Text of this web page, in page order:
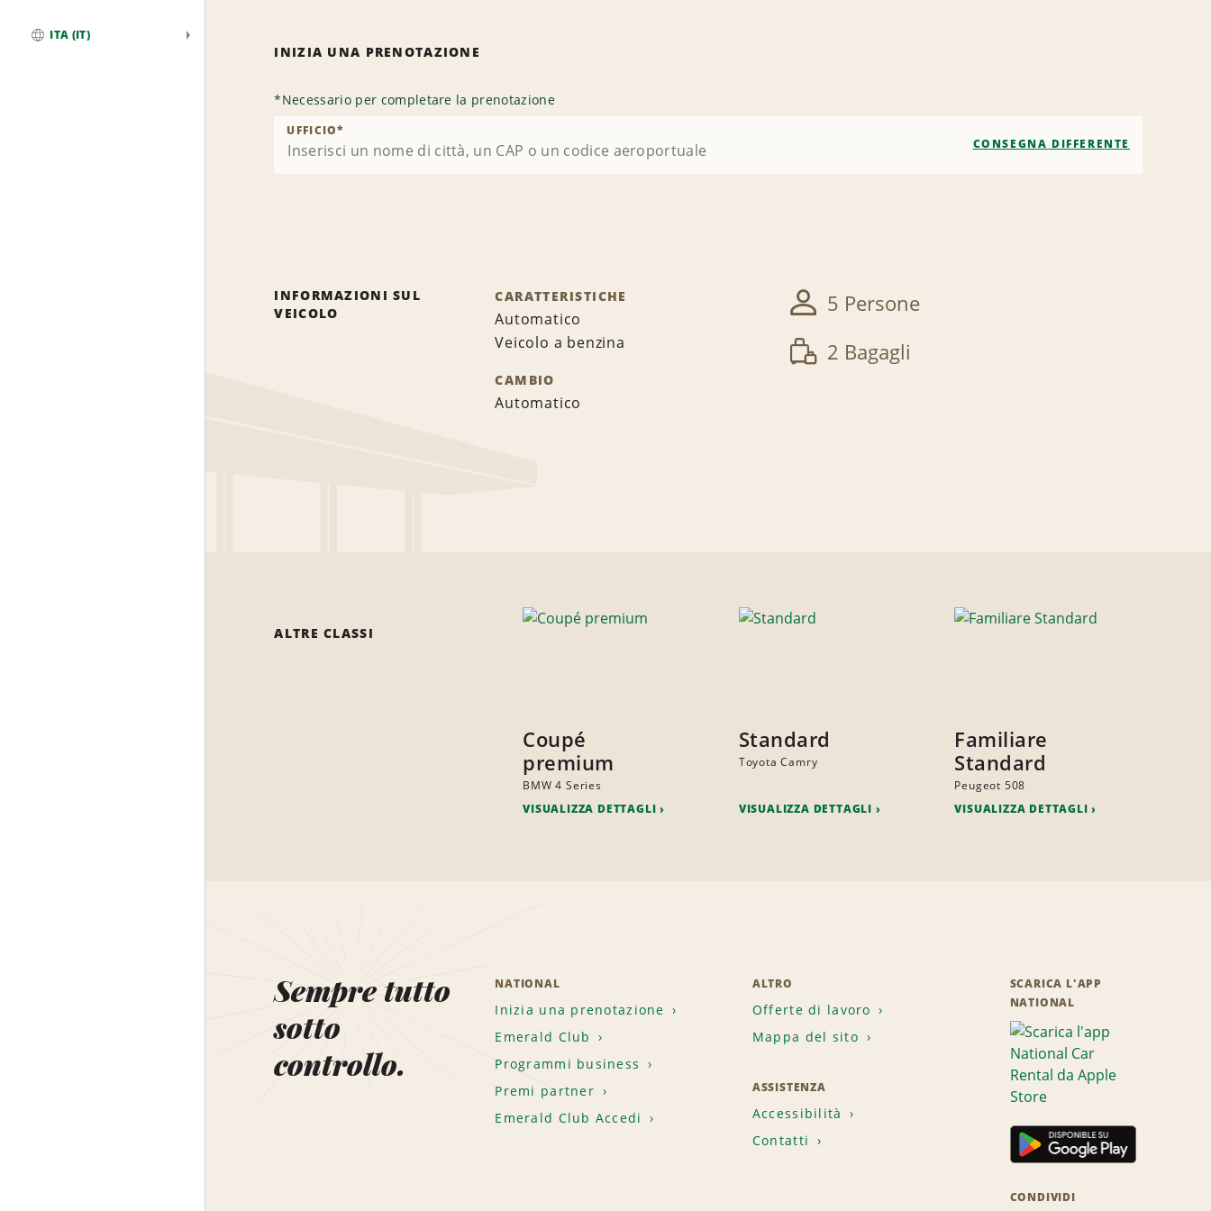
ITA (IT)
INIZIA UNA PRENOTAZIONE
*Necessario per completare la prenotazione
UFFICIO*
CONSEGNA DIFFERENTE
INFORMAZIONI SUL
VEICOLO
CARATTERISTICHE
Automatico
Veicolo a benzina
CAMBIO
Automatico
5 Persone
2 Bagagli
ALTRE CLASSI
Coupé
premium
BMW 4 Series
VISUALIZZA DETTAGLI
Standard
Toyota Camry
VISUALIZZA DETTAGLI
Familiare
Standard
Peugeot 508
VISUALIZZA DETTAGLI
Sempre tutto
sotto
controllo.
NATIONAL
Inizia una prenotazione
Emerald Club
Programmi business
Premi partner
Emerald Club Accedi
ALTRO
Offerte di lavoro
Mappa del sito
ASSISTENZA
Accessibilità
Contatti
SCARICA L'APP
NATIONAL
CONDIVIDI